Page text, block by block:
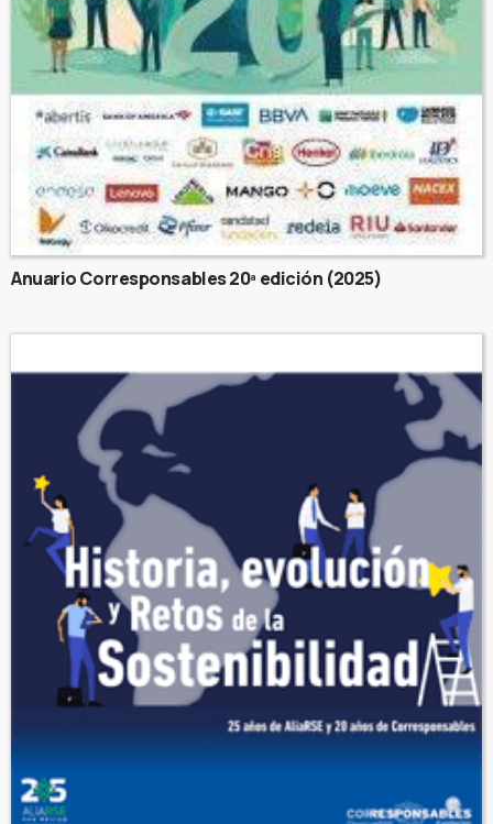
Anuario Corresponsables 20ª edición (2025)